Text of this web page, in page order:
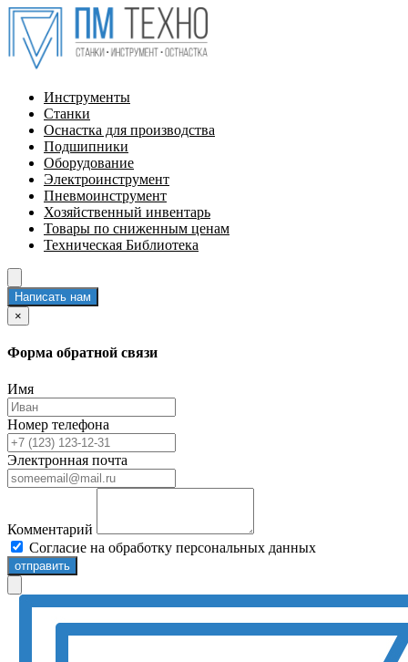
Инструменты
Станки
Оснастка для производства
Подшипники
Оборудование
Электроинструмент
Пневмоинструмент
Хозяйственный инвентарь
Товары по сниженным ценам
Техническая Библиотека
Написать нам
×
Форма обратной связи
Имя
Номер телефона
Электронная почта
Комментарий
Согласие на обработку персональных данных
отправить